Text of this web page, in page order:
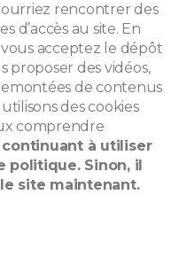
rencontrer des
d’accès au site. En
acceptez le dépôt
proposer des vidéos,
de contenus
des cookies
comprendre
continuant à utiliser
politique. Sinon, il
site maintenant.